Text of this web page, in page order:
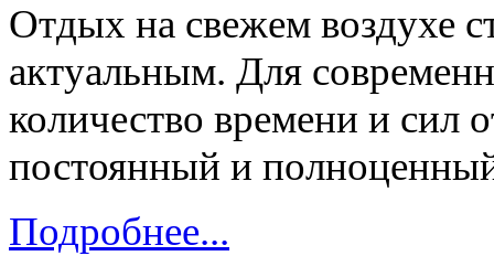
Отдых на свежем воздухе
актуальным. Для
количество времени и сил
постоянный и
Подробнее...